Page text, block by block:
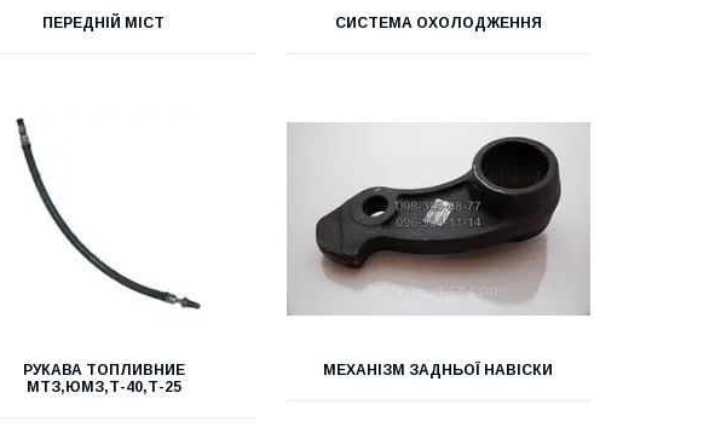
ПЕРЕДНІЙ МІСТ СИСТЕМА ОХОЛОДЖЕННЯ
РУКАВА ТОПЛИВНИЕ
МТЗ,ЮМЗ,Т-40,Т-25
МЕХАНІЗМ ЗАДНЬОЇ НАВІСКИ